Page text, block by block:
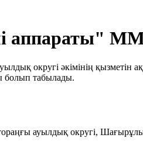
аппараты"
округі әкімінің қызметін
болып табылады.
ауылдық округі,